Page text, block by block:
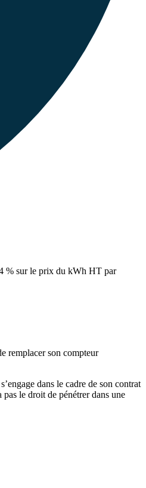
4 % sur le prix du kWh HT par
remplacer son compteur
dans le cadre de son contrat
le droit de pénétrer dans une